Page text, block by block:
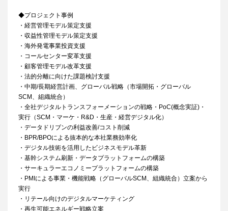
◆プロジェクト事例
・経営管理モデル策定支援
・収益性管理モデル策定支援
・海外発電事業投資支援
・コールセンター変革支援
・顧客管理モデル改革支援
・法的分離に向けた課題検討支援
・中期/長期経営計画、グローバル戦略（市場開拓・グローバル
SCM、組織統合）
・全社デジタルトランスフォーメーションの戦略・PoC(概念実証)・
実行（SCM・マーケ・R&D・生産・経営デジタル化）
・データドリブンの利益改善/コスト削減
・BPR/BPOによる抜本的な本社業務効率化
・デジタル技術を活用したビジネスモデル革新
・基幹システム刷新・データプラットフォームの構築
・サーキュラーエコノミープラットフォームの構築
・PMIによる事業・機能戦略（グローバルSCM、組織統合）立案から
実行
・リテール向けのデジタルマーケティング
・再生可能エネルギー戦略立案